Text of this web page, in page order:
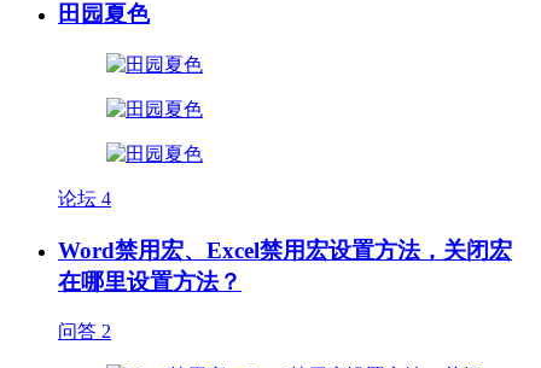
田园夏色
论坛 4
Word禁用宏、Excel禁用宏设置方法，关闭宏
在哪里设置方法？
问答 2